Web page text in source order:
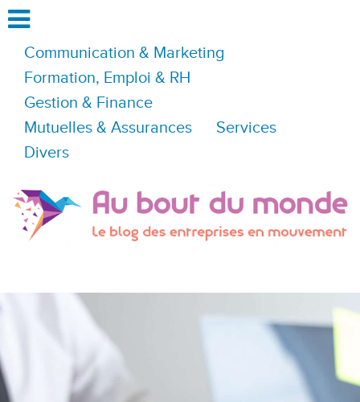
Communication & Marketing
Formation, Emploi & RH
Gestion & Finance
Mutuelles & Assurances
Services
Divers